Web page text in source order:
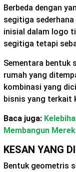
Berbeda dengan
segitiga
inisial dalam logo
segitiga tetapi
Sementara bentuk
rumah yang
kombinasi yang
bisnis yang terkait
Baca juga:
Membangun Merek
KESAN YANG
Bentuk geometris